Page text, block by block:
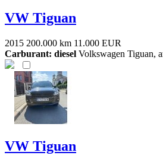
VW Tiguan
2015 200.000 km 11.000 EUR
Carburant: diesel Volkswagen Tiguan,
VW Tiguan